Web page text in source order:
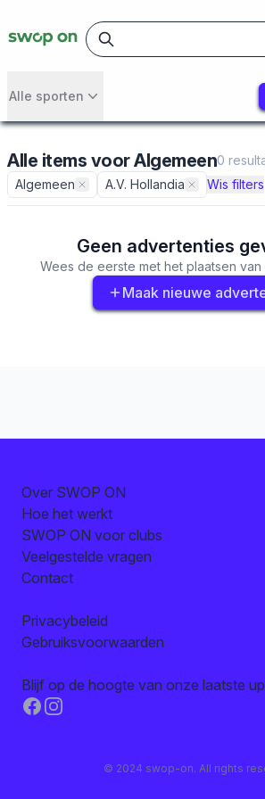
Alle sporten
Alle items voorAlgemeen0
Algemeen
A.V. Hollandia Wis filters
Geen advertenties
Wees de eerste met het plaatsen
Maak nieuwe
Over SWOP ON
Hoe het werkt
SWOP ON voor clubs
Veelgestelde vragen
Contact
Privacybeleid
Gebruiksvoorwaarden
Blijf op de hoogte van onze laatste
Facebook
Instagram
© 2024 swop-on. All rights